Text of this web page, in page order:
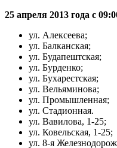
25 апреля 2013 года с
ул. Алексеева;
ул. Балканская;
ул. Будапештская;
ул. Бурденко;
ул. Бухарестская;
ул. Вельяминова;
ул. Промышленная;
ул. Стадионная.
ул. Вавилова, 1-25;
ул. Ковельская, 1-25;
ул. 8-я